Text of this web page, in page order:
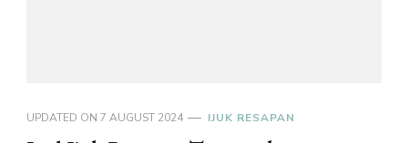
UPDATED ON 7 AUGUST 2024 IJUK RESAPAN